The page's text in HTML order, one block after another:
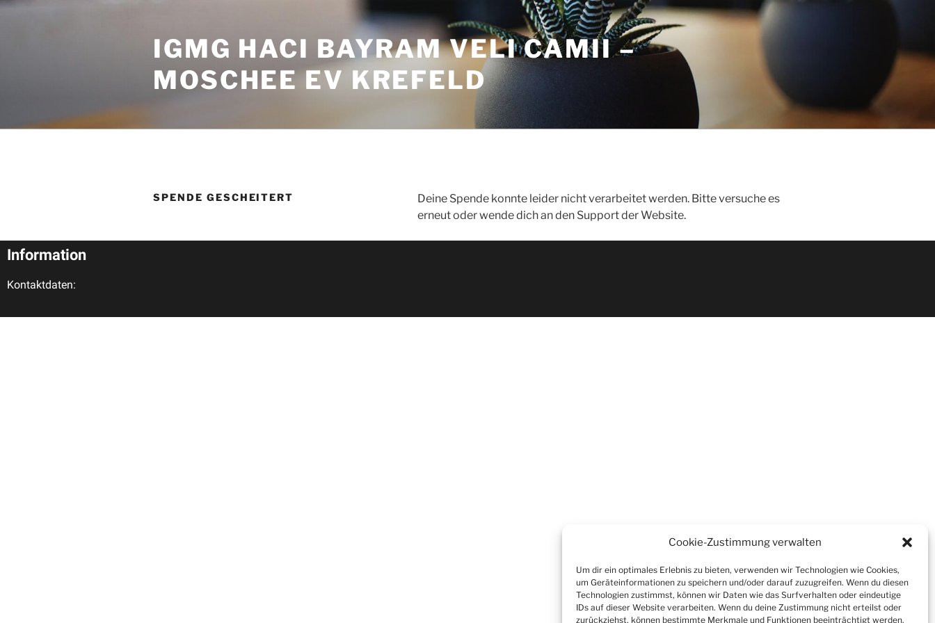
Cookie-Zustimmung verwalten
Um dir ein optimales Erlebnis zu bieten, verwenden wir Technologien wie Cookies,
um Geräteinformationen zu speichern und/oder darauf zuzugreifen. Wenn du diesen
Technologien zustimmst, können wir Daten wie das Surfverhalten oder eindeutige
IDs auf dieser Website verarbeiten. Wenn du deine Zustimmung nicht erteilst oder
zurückziehst, können bestimmte Merkmale und Funktionen beeinträchtigt werden.
IGMG HACI BAYRAM VELI CAMII –
MOSCHEE EV KREFELD
SPENDE GESCHEITERT
Deine Spende konnte leider nicht verarbeitet werden. Bitte versuche es
erneut oder wende dich an den Support der Website.
Information
Kontaktdaten: